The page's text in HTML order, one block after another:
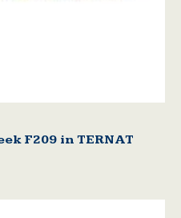
F209 in TERNAT